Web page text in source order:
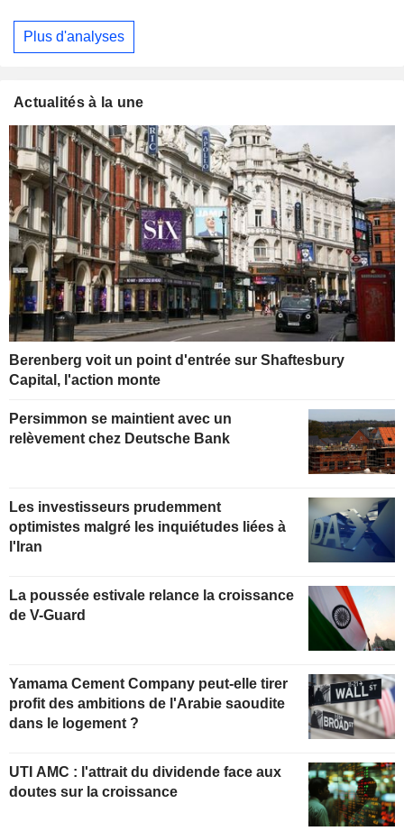
Plus d'analyses
Actualités à la une
Berenberg voit un point d'entrée sur Shaftesbury
Capital, l'action monte
Persimmon se maintient avec un
relèvement chez Deutsche Bank
Les investisseurs prudemment
optimistes malgré les inquiétudes liées à
l'Iran
La poussée estivale relance la croissance
de V-Guard
Yamama Cement Company peut-elle tirer
profit des ambitions de l'Arabie saoudite
dans le logement ?
UTI AMC : l'attrait du dividende face aux
doutes sur la croissance